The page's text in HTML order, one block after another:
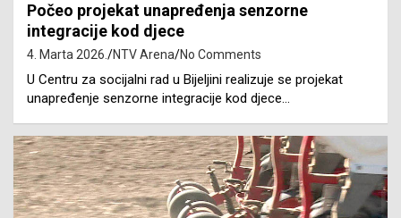
Počeo projekat unapređenja senzorne
integracije kod djece
4. Marta 2026. NTV Arena No Comments
U Centru za socijalni rad u Bijeljini realizuje se projekat
unapređenje senzorne integracije kod djece…